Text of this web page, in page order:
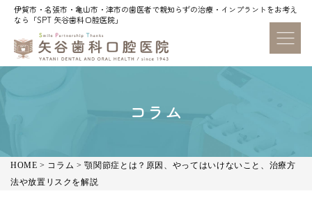
伊賀市・名張市・亀山市・津市の歯医者で親知らずの治療・インプラントをお考え
なら「SPT 矢谷歯科口腔医院」
伊賀市・名張市・亀山市・津市の歯医者で親知らずの治療・インプラントをお考え
なら「SPT 矢谷歯科口腔医院」
コラム
HOME > コラム >顎関節症とは？原因、やってはいけないこと、治療方
法や放置リスクを解説